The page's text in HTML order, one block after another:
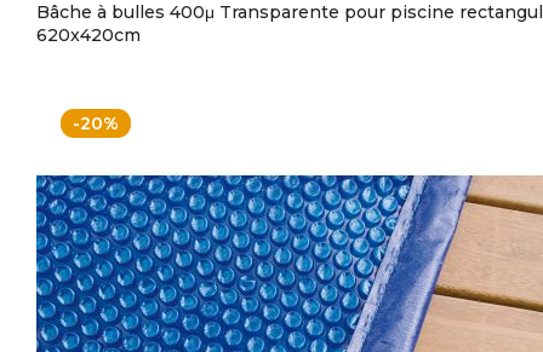
Bâche à bulles 400μ Transparente pour piscine
620x420cm
-20%